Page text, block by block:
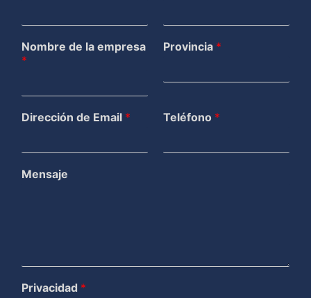
Nombre de la empresa
*
Provincia *
Dirección de Email * Teléfono *
Mensaje
Privacidad *